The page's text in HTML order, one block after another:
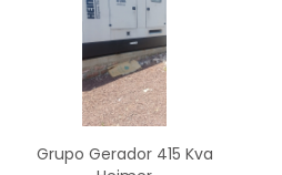
Grupo Gerador 415 Kva